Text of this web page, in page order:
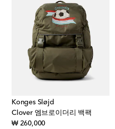
Konges Sløjd
Clover 엠브로이더리 백팩
₩ 260,000original price